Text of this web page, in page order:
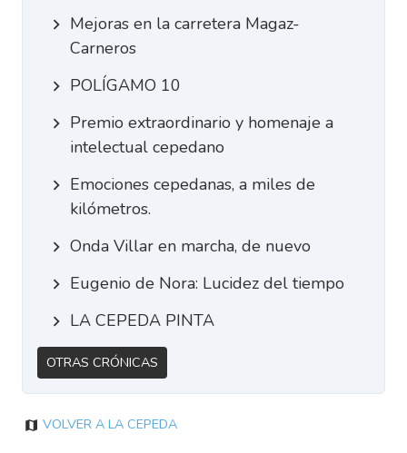
Mejoras en la carretera Magaz-
Carneros
POLÍGAMO 10
Premio extraordinario y homenaje a
intelectual cepedano
Emociones cepedanas, a miles de
kilómetros.
Onda Villar en marcha, de nuevo
Eugenio de Nora: Lucidez del tiempo
LA CEPEDA PINTA
Otras Crónicas
Volver a La Cepeda